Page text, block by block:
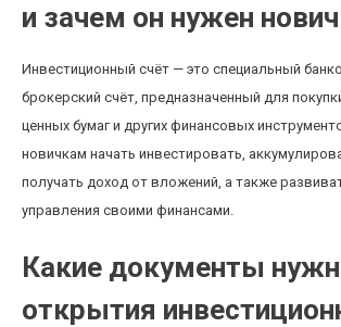
и зачем он нужен
Инвестиционный счёт — это специальный
брокерский счёт, предназначенный для
ценных бумаг и других финансовых
новичкам начать инвестировать,
получать доход от вложений, а также
управления своими финансами.
Какие документы
открытия